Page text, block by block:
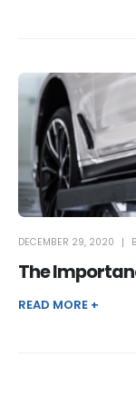
DECEMBER 29, 2020
The
READ MORE +